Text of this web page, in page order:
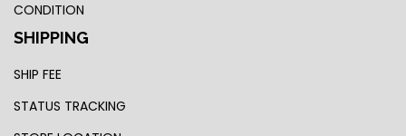
CONDITION
SHIPPING
SHIP FEE
STATUS TRACKING